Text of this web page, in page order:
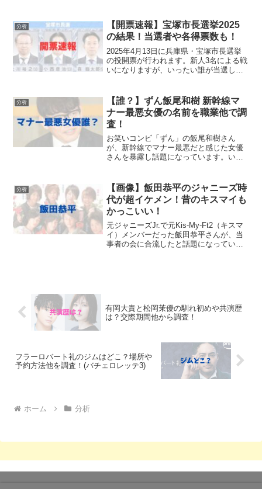
常に高い音楽フェス...
分析
【開票速報】宝塚市長選挙2025
の結果！当選者や各得票数も！
2025年4月13日に兵庫県・宝塚市長選挙
の投開票が行われます。新人3名による戦
いになりますが、いったい誰が当選し新
票数などの結果をリアルタイムで速報し
ていきます。...
分析
【誰？】ずん飯尾和樹 新幹線マ
ナー最悪女優の名前を職業他で調
査！
お笑いコンビ「ずん」の飯尾和樹さん
が、新幹線でマナー最悪だと感じた女優
さんを暴露し話題になっています。いっ
感じた女優の名前を調査してみました。
ずん飯尾和樹が新幹線でマナ...
分析
【画像】飯田恭平のジャニーズ時
代が超イケメン！昔のキスマイも
かっこいい！
元ジャニーズJr.で元Kis-My-Ft2（キスマ
イ）メンバーだった飯田恭平さんが、当
事者の会に合流したと話題になっていま
有岡大貴と松岡茉優の馴れ初めや共演歴
は？交際期間他から調査！
フラーロバート礼のジムはどこ？場所や
予約方法他を調査！(バチェロレッテ3)
ホーム 分析